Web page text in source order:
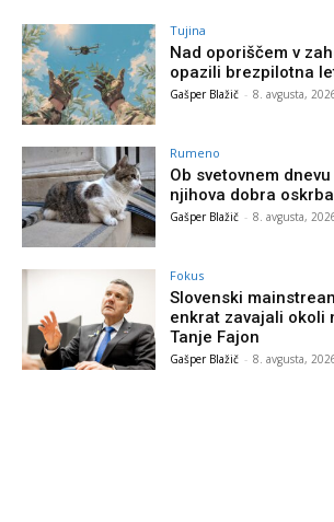
Tujina
Nad oporiščem v
opazili brezpilotna
Gašper Blažič - 8. avgusta,
Rumeno
Ob svetovnem
njihova dobra oskrba
Gašper Blažič - 8. avgusta,
Fokus
Slovenski
enkrat zavajali okoli
Tanje Fajon
Gašper Blažič - 8. avgusta,